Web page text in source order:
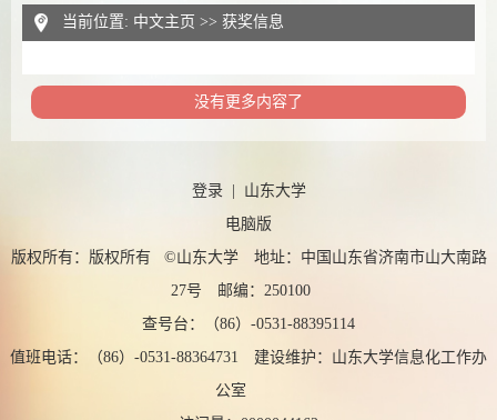
当前位置: 中文主页 >> 获奖信息
没有更多内容了
登录| 山东大学
电脑版
版权所有：版权所有 ©山东大学 地址：中国山东省济南市山大南路
27号 邮编：250100
查号台：（86）-0531-88395114
值班电话：（86）-0531-88364731 建设维护：山东大学信息化工作办
公室